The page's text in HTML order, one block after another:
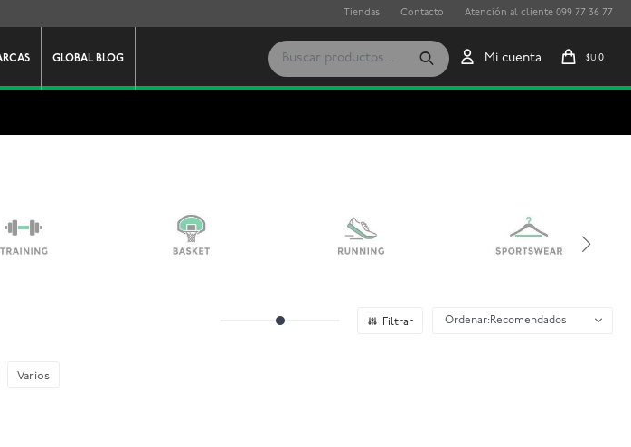
GLOBAL BLOG $U 0
Tiendas Contacto Atención al cliente 099 77 36 77
Recomendados
Varios